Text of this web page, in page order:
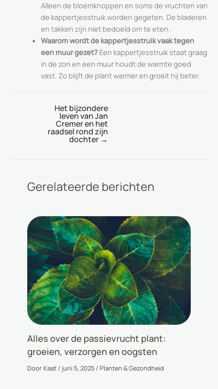
Alleen de bloemknoppen en soms de vruchten van
de kappertjesstruik worden gegeten. De bladeren
en takken zijn niet bedoeld om te eten.
Waarom wordt de kappertjesstruik vaak tegen
een muur gezet?Een kappertjesstruik staat graag
in de zon en een muur houdt de warmte goed
vast. Zo blijft de plant warmer en groeit hij beter.
Het bijzondere
leven van Jan
Cremer en het
raadsel rond zijn
dochter→
Gerelateerde berichten
Alles over de passievrucht plant:
groeien, verzorgen en oogsten
Door Kaat / juni 5, 2025 / Planten & Gezondheid